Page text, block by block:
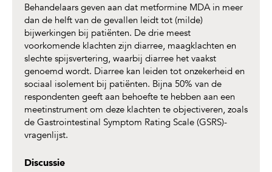
Behandelaars geven aan dat metformine MDA in meer
dan de helft van de gevallen leidt tot (milde)
bijwerkingen bij patiënten. De drie meest
voorkomende klachten zijn diarree, maagklachten en
slechte spijsvertering, waarbij diarree het vaakst
genoemd wordt. Diarree kan leiden tot onzekerheid en
sociaal isolement bij patiënten. Bijna 50% van de
respondenten geeft aan behoefte te hebben aan een
meetinstrument om deze klachten te objectiveren, zoals
de Gastrointestinal Symptom Rating Scale (GSRS)-
vragenlijst.
Discussie